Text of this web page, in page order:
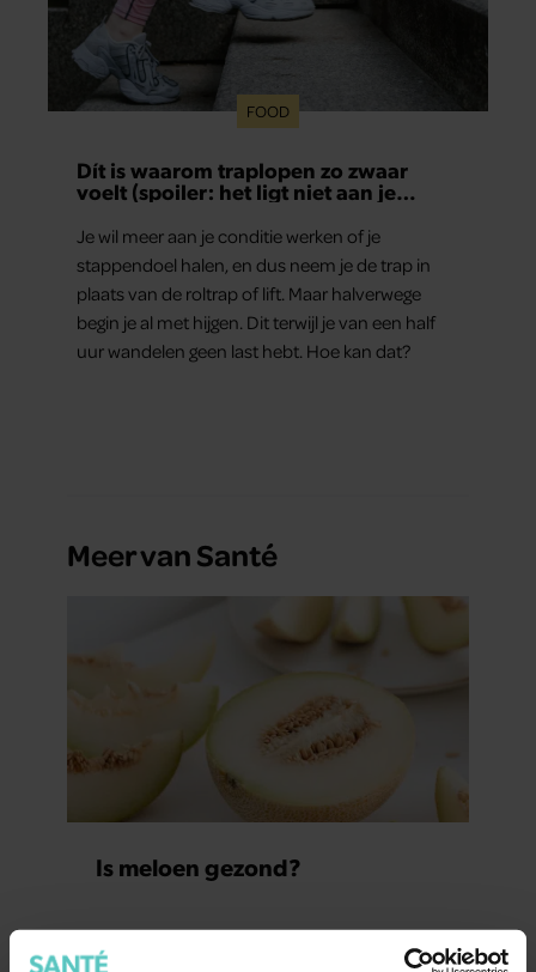
FOOD
Dít is waarom traplopen zo zwaar
voelt (spoiler: het ligt niet aan je
Je wil meer aan je conditie werken of je
stappendoel halen, en dus neem je de trap in
plaats van de roltrap of lift. Maar halverwege
begin je al met hijgen. Dit terwijl je van een half
uur wandelen geen last hebt. Hoe kan dat?
Meer van Santé
Is meloen gezond?